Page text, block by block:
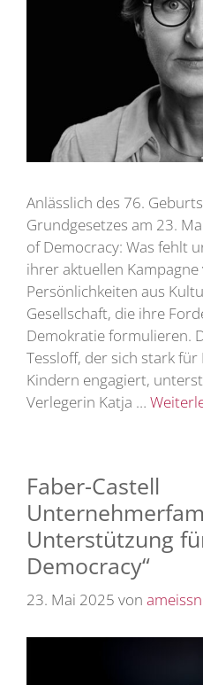
Anlässlich des 76.
Grundgesetzes am 23.
of Democracy: Was fehlt
ihrer aktuellen
Persönlichkeiten aus
Gesellschaft, die ihre
Demokratie formulieren.
Tessloff, der sich stark
Kindern engagiert,
Verlegerin Katja …
Faber-Castell
Unterstützung
Democracy“
23. Mai 2025 von